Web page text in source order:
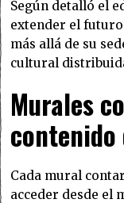
Según detalló el
extender el
más allá de su
cultural
Murales
Cada mural
acceder desde el